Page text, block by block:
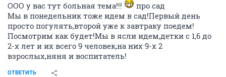
ООО у вас тут больная тема!!!
про сад
Мы в понедельник тоже идем в сад!Первый день
просто погулять,второй уже к завтраку поедем!
Посмотрим как будет!Мы в ясли идем,детки с 1,6 до
2-х лет и их всего 9 человек,на них 9-х 2
взрослых,няня и воспитатель!
ОТВЕТИТЬ